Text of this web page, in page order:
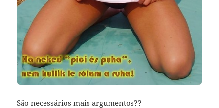
São necessários mais argumentos??